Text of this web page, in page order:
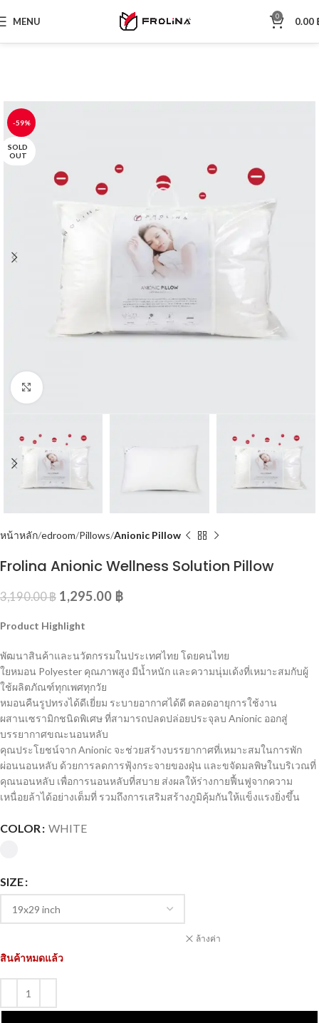
MENU 0 0.00
-59%
SOLD
OUT
Click to enlarge
หน้าหลัก edroom Pillows Anionic Pillow
Frolina Anionic Wellness Solution Pillow
3,190.00฿ 1,295.00 ฿
Product Highlight
พัฒนาสินค้าและนวัตกรรมในประเทศไทย โดยคนไทย
ใยหมอน Polyester คุณภาพสูง มีน้ำหนัก และความนุ่มเด้งที่เหมาะสมกับผู้
ใช้ผลิตภัณฑ์ทุกเพศทุกวัย
หมอนคืนรูปทรงได้ดีเยี่ยม ระบายอากาศได้ดี ตลอดอายุการใช้งาน
ผสานเซรามิกชนิดพิเศษ ที่สามารถปลดปล่อยประจุลบ Anionic ออกสู่
บรรยากาศขณะนอนหลับ
คุณประโยชน์จาก Anionic จะช่วยสร้างบรรยากาศที่เหมาะสมในการพัก
ผ่อนนอนหลับ ด้วยการลดการฟุ้งกระจายของฝุ่น และขจัดมลพิษในบริเวณที่
คุณนอนหลับ เพื่อการนอนหลับที่สบาย ส่งผลให้ร่างกายฟื้นฟูจากความ
เหนื่อยล้าได้อย่างเต็มที่ รวมถึงการเสริมสร้างภูมิคุ้มกันให้แข็งแรงยิ่งขึ้น
COLOR WHITE
SIZE
ล้างค่า
สินค้าหมดแล้ว